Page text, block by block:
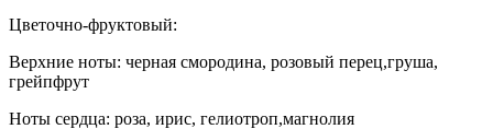
Цветочно-фруктовый:
Верхние ноты: черная смородина, розовый перец,груша,
грейпфрут
Ноты сердца: роза, ирис, гелиотроп,магнолия